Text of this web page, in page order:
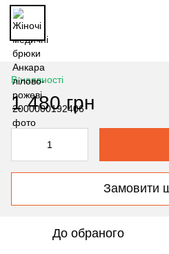
В наявності
1 480 грн
Замовити
До обраного